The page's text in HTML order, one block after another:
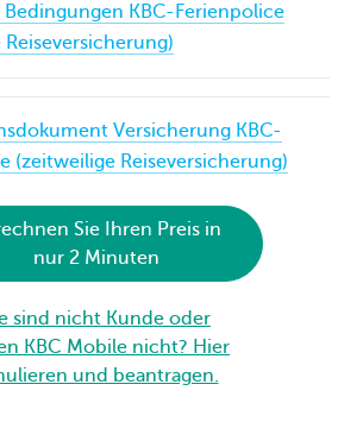
KBC-Ferienpolice
Versicherung KBC-
(zeitweilige Reiseversicherung)
Sie Ihren Preis in
nur 2 Minuten
sind nicht Kunde oder
KBC Mobile nicht? Hier
und beantragen.